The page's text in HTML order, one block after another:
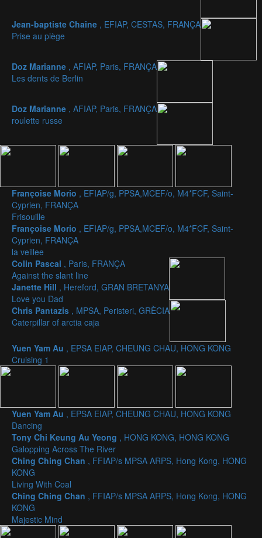
Jean-baptiste Chaine , EFIAP, CESTAS, FRANÇA
Prise au piège
Doz Marianne , AFIAP, Paris, FRANÇA
Les dents de Berlin
Doz Marianne , AFIAP, Paris, FRANÇA
roulette russe
Françoise Morio , EFIAP/g, PPSA,MCEF/o, M4*FCF, Saint-
Cyprien, FRANÇA
Frisouille
Françoise Morio , EFIAP/g, PPSA,MCEF/o, M4*FCF, Saint-
Cyprien, FRANÇA
la veillee
Colin Pascal , Paris, FRANÇA
Against the slant line
Janette Hill , Hereford, GRAN BRETANYA
Love you Dad
Chris Pantazis , MPSA, Peristeri, GRÈCIA
Caterpillar of arctia caja
Yuen Yam Au , EPSA EIAP, CHEUNG CHAU, HONG KONG
Cruising 1
Yuen Yam Au , EPSA EIAP, CHEUNG CHAU, HONG KONG
Dancing
Tony Chi Keung Au Yeong , HONG KONG, HONG KONG
Galopping Across The River
Ching Ching Chan , FFIAP/s MPSA ARPS, Hong Kong, HONG
KONG
Living With Coal
Ching Ching Chan , FFIAP/s MPSA ARPS, Hong Kong, HONG
KONG
Majestic Mind